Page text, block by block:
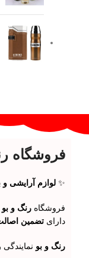
فروشگاه
✨ لوازم آرایشی و
فروشگاه رنگ و بو
دارای تضمین
رنگ و بو